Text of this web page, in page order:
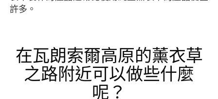
許多。
在瓦朗索爾高原的薰衣草
之路附近可以做些什麼
呢？